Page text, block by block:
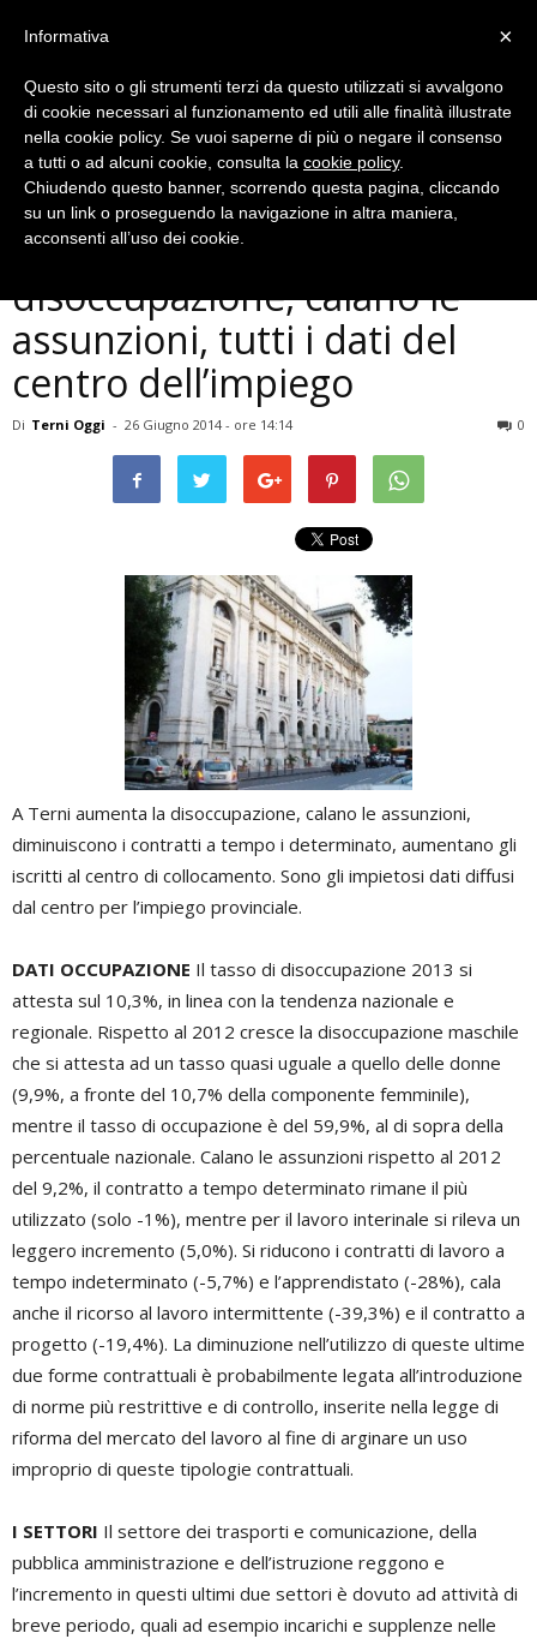
Economia
Terni, aumenta la
disoccupazione, calano le
assunzioni, tutti i dati del
centro dell’impiego
Di Terni Oggi - 26 Giugno 2014 - ore 14:14 0
A Terni aumenta la disoccupazione, calano le assunzioni,
diminuiscono i contratti a tempo i determinato, aumentano gli
iscritti al centro di collocamento. Sono gli impietosi dati diffusi
dal centro per l’impiego provinciale.
DATI OCCUPAZIONE Il tasso di disoccupazione 2013 si
attesta sul 10,3%, in linea con la tendenza nazionale e
regionale. Rispetto al 2012 cresce la disoccupazione maschile
che si attesta ad un tasso quasi uguale a quello delle donne
(9,9%, a fronte del 10,7% della componente femminile),
mentre il tasso di occupazione è del 59,9%, al di sopra della
percentuale nazionale. Calano le assunzioni rispetto al 2012
del 9,2%, il contratto a tempo determinato rimane il più
utilizzato (solo -1%), mentre per il lavoro interinale si rileva un
leggero incremento (5,0%). Si riducono i contratti di lavoro a
tempo indeterminato (-5,7%) e l’apprendistato (-28%), cala
anche il ricorso al lavoro intermittente (-39,3%) e il contratto a
progetto (-19,4%). La diminuzione nell’utilizzo di queste ultime
due forme contrattuali è probabilmente legata all’introduzione
di norme più restrittive e di controllo, inserite nella legge di
riforma del mercato del lavoro al fine di arginare un uso
improprio di queste tipologie contrattuali.
I SETTORI Il settore dei trasporti e comunicazione, della
pubblica amministrazione e dell’istruzione reggono e
l’incremento in questi ultimi due settori è dovuto ad attività di
breve periodo, quali ad esempio incarichi e supplenze nelle
×
Informativa
Questo sito o gli strumenti terzi da questo utilizzati si avvalgono
di cookie necessari al funzionamento ed utili alle finalità illustrate
nella cookie policy. Se vuoi saperne di più o negare il consenso
a tutti o ad alcuni cookie, consulta la cookie policy.
Chiudendo questo banner, scorrendo questa pagina, cliccando
su un link o proseguendo la navigazione in altra maniera,
acconsenti all’uso dei cookie.